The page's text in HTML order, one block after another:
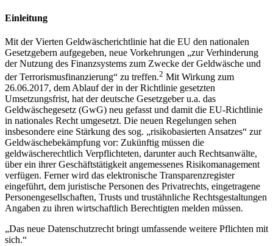
Einleitung
Mit der Vierten Geldwäscherichtlinie hat die EU den nationalen
Gesetzgebern aufgegeben, neue Vorkehrungen „zur Verhinderung
der Nutzung des Finanzsystems zum Zwecke der Geldwäsche und
der Terrorismusfinanzierung“ zu treffen.2 Mit Wirkung zum
26.06.2017, dem Ablauf der in der Richtlinie gesetzten
Umsetzungsfrist, hat der deutsche Gesetzgeber u.a. das
Geldwäschegesetz (GwG) neu gefasst und damit die EU-Richtlinie
in nationales Recht umgesetzt. Die neuen Regelungen sehen
insbesondere eine Stärkung des sog. „risikobasierten Ansatzes“ zur
Geldwäschebekämpfung vor: Zukünftig müssen die
geldwäscherechtlich Verpflichteten, darunter auch Rechtsanwälte,
über ein ihrer Geschäftstätigkeit angemessenes Risikomanagement
verfügen. Ferner wird das elektronische Transparenzregister
eingeführt, dem juristische Personen des Privatrechts, eingetragene
Personengesellschaften, Trusts und trustähnliche Rechtsgestaltungen
Angaben zu ihren wirtschaftlich Berechtigten melden müssen.
„Das neue Datenschutzrecht bringt umfassende weitere Pflichten mit
sich.“